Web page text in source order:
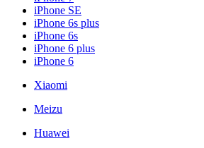
iPhone SE
iPhone 6s plus
iPhone 6s
iPhone 6 plus
iPhone 6
Xiaomi
Meizu
Huawei